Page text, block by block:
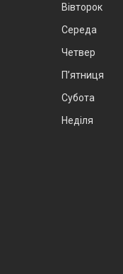
Вівторок
Середа
Четвер
Пʼятниця
Субота
Неділя